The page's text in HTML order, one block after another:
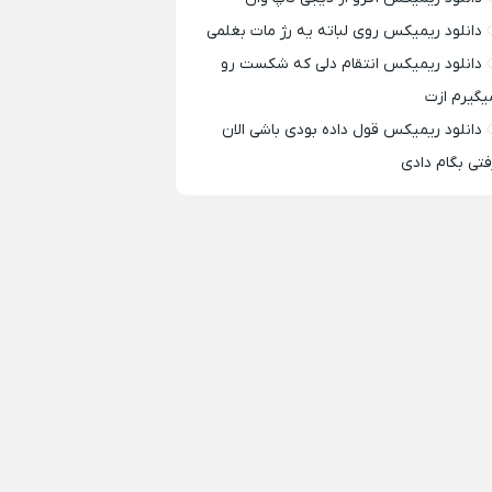
دانلود ریمیکس روی لباته یه رژ مات بغلمی
دانلود ریمیکس انتقام دلی که شکست رو
ازت
دانلود ریمیکس قول داده بودی باشی الان
بگام دادی